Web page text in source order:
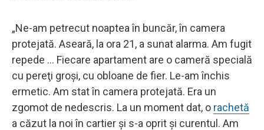
„Ne-am petrecut noaptea în buncăr, în camera
protejată. Aseară, la ora 21, a sunat alarma. Am fugit
repede ... Fiecare apartament are o cameră specială
cu pereţi groşi, cu obloane de fier. Le-am închis
ermetic. Am stat în camera protejată. Era un
zgomot de nedescris. La un moment dat, o rachetă
a căzut la noi în cartier şi s-a oprit şi curentul. Am